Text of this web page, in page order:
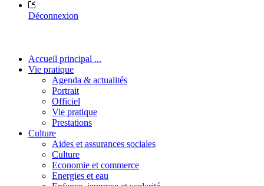
Déconnexion
Accueil principal ...
Vie pratique
Agenda & actualités
Portrait
Officiel
Vie pratique
Prestations
Culture
Aides et assurances sociales
Culture
Economie et commerce
Energies et eau